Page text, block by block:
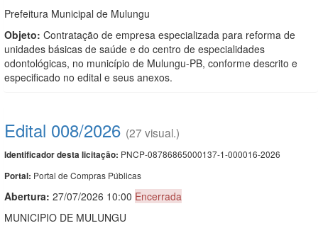
Prefeitura Municipal de Mulungu
Objeto: Contratação de empresa especializada para reforma de
unidades básicas de saúde e do centro de especialidades
odontológicas, no município de Mulungu-PB, conforme descrito e
especificado no edital e seus anexos.
Edital 008/2026 (27 visual.)
Identificador desta licitação: PNCP-08786865000137-1-000016-2026
Portal: Portal de Compras Públicas
Abertura: 27/07/2026 10:00 Encerrada
MUNICIPIO DE MULUNGU